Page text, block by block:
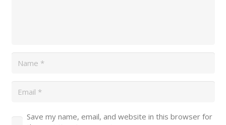
Save my name, email, and website in this browser for